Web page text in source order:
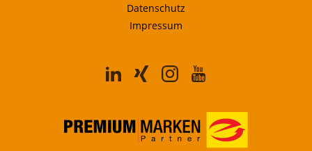
Datenschutz
Impressum